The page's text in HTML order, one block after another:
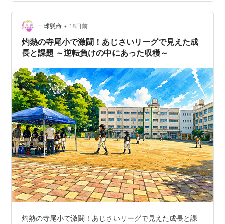
て、野球に限らず「帽子」の有効性は疑いの余地はあり
ません。 一方で、甲子園常連の強豪校や高校野球審判の
帽子が"濃紺"から"白"に変更になるなど「色」の見直しが
進んでいます。 ww…
一球懸命 • 18日前
灼熱の寺尾小で激闘！あじさいリーグで見えた成
長と課題 ～逆転負けの中にあった収穫～
灼熱の寺尾小で激闘！あじさいリーグで見えた成長と課